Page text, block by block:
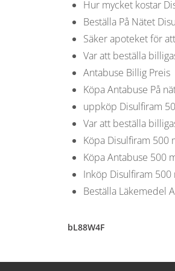
Hur mycket kostar
Beställa På Nätet
Säker apoteket för
Var att beställa
Antabuse Billig Preis
Köpa Antabuse På
uppköp Disulfiram
Var att beställa
Köpa Disulfiram 500
Köpa Antabuse 500
Inköp Disulfiram 500
Beställa Läkemedel
bL88W4F